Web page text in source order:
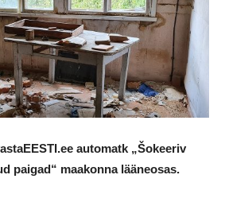
automatk „Šokeeriv
paigad“ maakonna lääneosas.